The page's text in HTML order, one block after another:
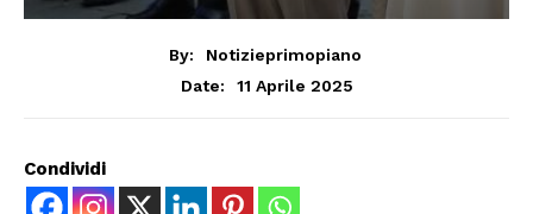
By:
Notizieprimopiano
Date:
11 Aprile 2025
Condividi